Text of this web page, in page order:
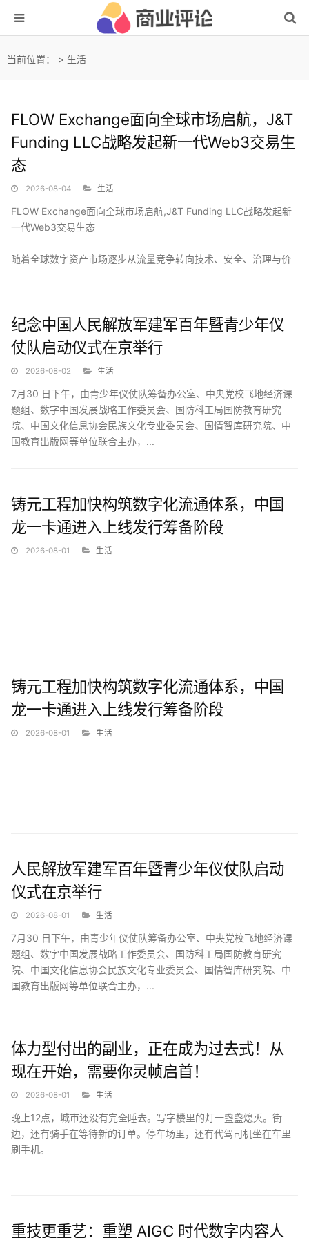
当前位置： > 生活
FLOW Exchange面向全球市场启航，J&T
Funding LLC战略发起新一代Web3交易生
态
2026-08-04 生活
FLOW Exchange面向全球市场启航,J&T Funding LLC战略发起新
一代Web3交易生态
随着全球数字资产市场逐步从流量竞争转向技术、安全、治理与价
纪念中国人民解放军建军百年暨青少年仪
仗队启动仪式在京举行
2026-08-02 生活
7月30 日下午，由青少年仪仗队筹备办公室、中央党校飞地经济课
题组、数字中国发展战略工作委员会、国防科工局国防教育研究
院、中国文化信息协会民族文化专业委员会、国情智库研究院、中
国教育出版网等单位联合主办，...
铸元工程加快构筑数字化流通体系，中国
龙一卡通进入上线发行筹备阶段
2026-08-01 生活
随着数字经济加速发展，全球支付体系、价值流通方式和跨境金融
服务正在经历深刻变革。数字技术与实体产业不断融合，支付工具
由单一交易功...
铸元工程加快构筑数字化流通体系，中国
龙一卡通进入上线发行筹备阶段
2026-08-01 生活
随着数字经济加速发展，全球支付体系、价值流通方式和跨境金融
服务正在经历深刻变革。数字技术与实体产业不断融合，支付工具
由单一交易功能...
人民解放军建军百年暨青少年仪仗队启动
仪式在京举行
2026-08-01 生活
7月30 日下午，由青少年仪仗队筹备办公室、中央党校飞地经济课
题组、数字中国发展战略工作委员会、国防科工局国防教育研究
院、中国文化信息协会民族文化专业委员会、国情智库研究院、中
国教育出版网等单位联合主办，...
体力型付出的副业，正在成为过去式！从
现在开始，需要你灵帧启首！
2026-08-01 生活
晚上12点，城市还没有完全睡去。写字楼里的灯一盏盏熄灭。街
边，还有骑手在等待新的订单。停车场里，还有代驾司机坐在车里
刷手机。
重技更重艺：重塑 AIGC 时代数字内容人